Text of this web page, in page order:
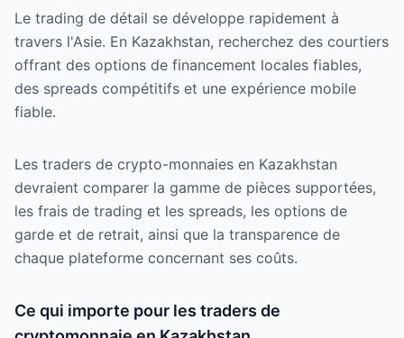
Le trading de détail se développe rapidement à
travers l'Asie. En Kazakhstan, recherchez des courtiers
offrant des options de financement locales fiables,
des spreads compétitifs et une expérience mobile
fiable.
Les traders de crypto-monnaies en Kazakhstan
devraient comparer la gamme de pièces supportées,
les frais de trading et les spreads, les options de
garde et de retrait, ainsi que la transparence de
chaque plateforme concernant ses coûts.
Ce qui importe pour les traders de